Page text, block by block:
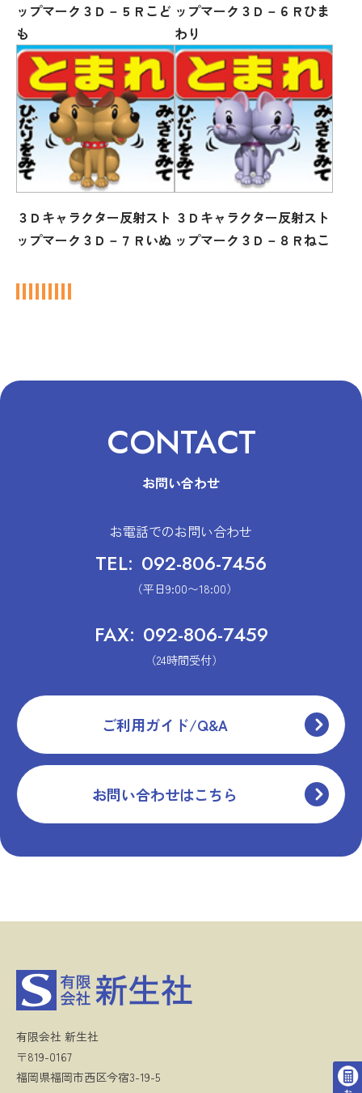
ップマーク３Ｄ－５Ｒこど
も
ップマーク３Ｄ－６Ｒひま
わり
３Ｄキャラクター反射スト
ップマーク３Ｄ－７Ｒいぬ
３Ｄキャラクター反射スト
ップマーク３Ｄ－８Ｒねこ
CONTACT
お問い合わせ
お電話でのお問い合わせ
TEL: 092-806-7456
（平日9:00〜18:00）
FAX: 092-806-7459
（24時間受付）
ご利用ガイド/Q&A
お問い合わせはこちら
有限会社 新生社
〒819-0167
福岡県福岡市西区今宿3-19-5